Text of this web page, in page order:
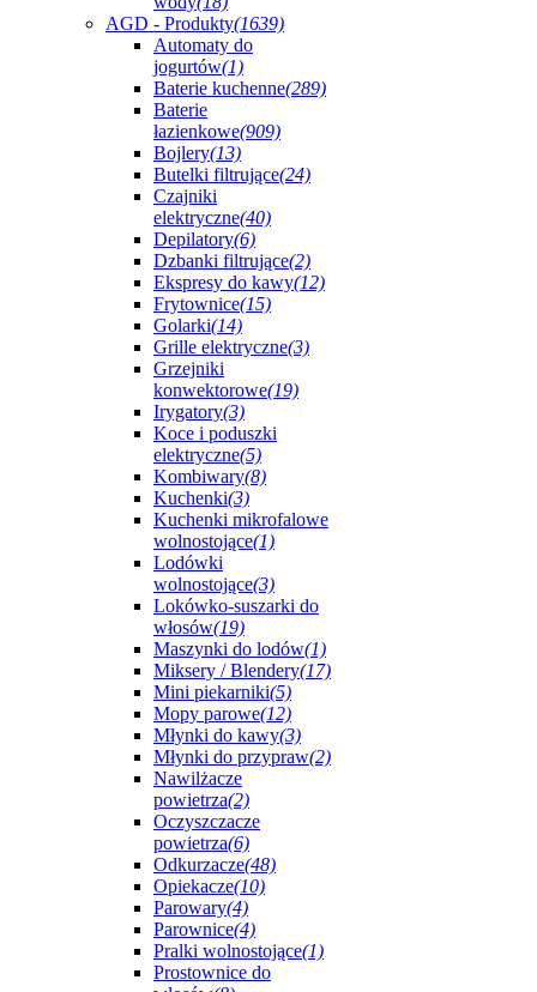
AGD - Produkty(1639)
Automaty do
jogurtów(1)
Baterie kuchenne(289)
Baterie
łazienkowe(909)
Bojlery(13)
Butelki filtrujące(24)
Czajniki
elektryczne(40)
Depilatory(6)
Dzbanki filtrujące(2)
Ekspresy do kawy(12)
Frytownice(15)
Golarki(14)
Grille elektryczne(3)
Grzejniki
konwektorowe(19)
Irygatory(3)
Koce i poduszki
elektryczne(5)
Kombiwary(8)
Kuchenki(3)
Kuchenki mikrofalowe
wolnostojące(1)
Lodówki
wolnostojące(3)
Lokówko-suszarki do
włosów(19)
Maszynki do lodów(1)
Miksery / Blendery(17)
Mini piekarniki(5)
Mopy parowe(12)
Młynki do kawy(3)
Młynki do przypraw(2)
Nawilżacze
powietrza(2)
Oczyszczacze
powietrza(6)
Odkurzacze(48)
Opiekacze(10)
Parowary(4)
Parownice(4)
Pralki wolnostojące(1)
Prostownice do